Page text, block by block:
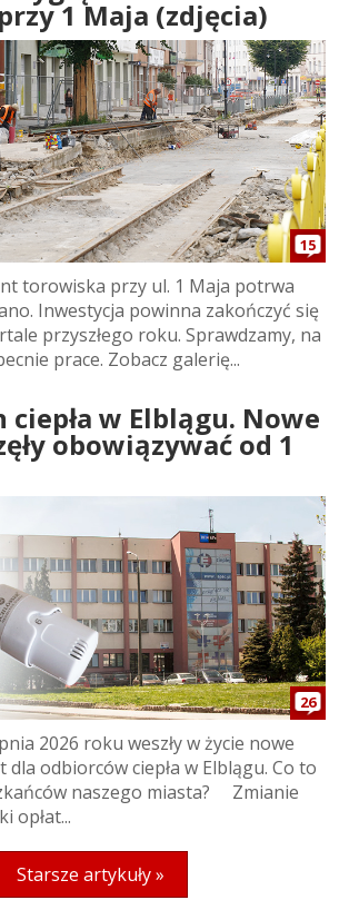
1 Maja (zdjęcia)
15
torowiska przy ul. 1 Maja potrwa
Inwestycja powinna zakończyć się
przyszłego roku. Sprawdzamy, na
prace. Zobacz galerię...
ciepła w Elblągu. Nowe
obowiązywać od 1
26
2026 roku weszły w życie nowe
dla odbiorców ciepła w Elblągu. Co to
naszego miasta? Zmianie
opłat...
Starsze artykuły »